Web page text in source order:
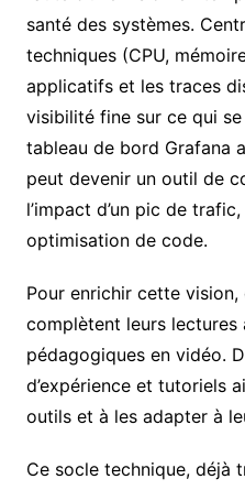
santé des systèmes.
techniques (CPU,
applicatifs et les traces
visibilité fine sur ce qui
tableau de bord Grafana
peut devenir un outil de
l’impact d’un pic de
optimisation de code.
Pour enrichir cette
complètent leurs lectures
pédagogiques en vidéo.
d’expérience et tutoriels
outils et à les adapter à
Ce socle technique, déjà